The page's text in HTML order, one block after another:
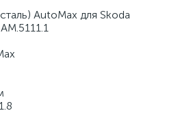
AutoMax для Skoda